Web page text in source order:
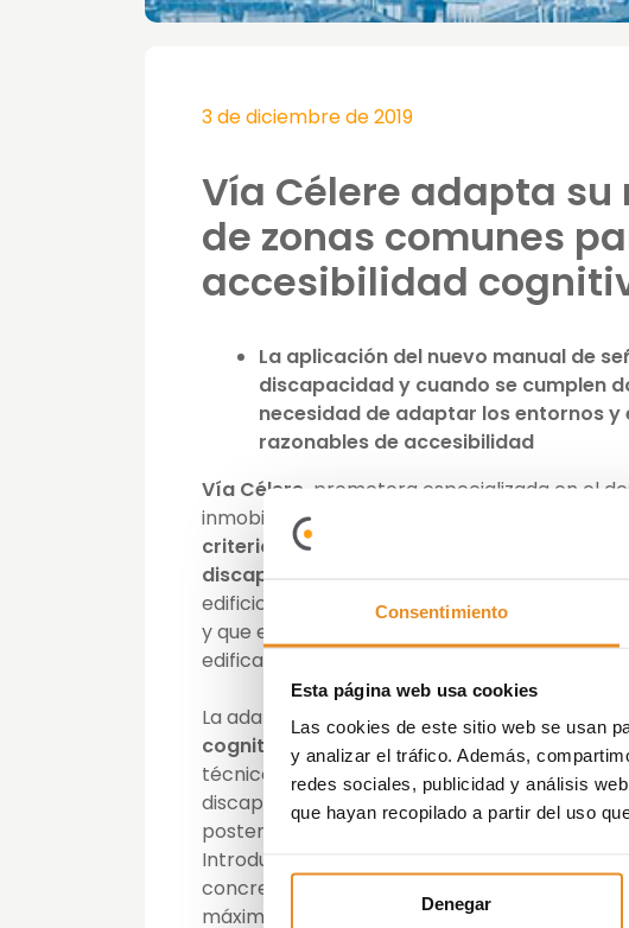
Consentimiento
Esta página web usa cookies
Las cookies de este sitio web se usan
y analizar el tráfico. Además,
redes sociales, publicidad y análisis
que hayan recopilado a partir del uso
Denegar
3 de diciembre de 2019
Vía Célere adapta
de zonas comunes
accesibilidad
La aplicación del nuevo manual de
discapacidad y cuando se cumplen
necesidad de adaptar los entornos
razonables de accesibilidad
Vía Célere, promotora especializada en el
inmobiliarios,
criterios de accesibilidad cognitiva.
discapacidad intelectual de Afanias
edificios conforme al modelo de diseño
y que es la base del proyecto ‘Espacio Fácil
edificación y facilitar la orientación de las
La adaptación del manual vino precedida de
cognitiva de las zonas comunes de una
técnicos del departamento de proyectos de
discapacidad intelectual de Afanias, que
posteriormente dieron lugar a una propuesta
Introduciendo una zonificación por colores y
concretas para las salas comunes, alineadas
máximo la comprensión de los espacios.